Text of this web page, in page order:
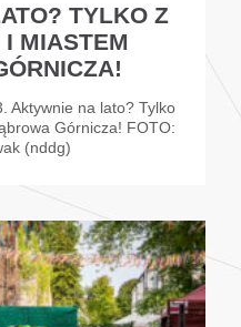
TYLKO Z
MIASTEM
Aktywnie na lato? Tylko
Górnicza! FOTO:
(nddg)